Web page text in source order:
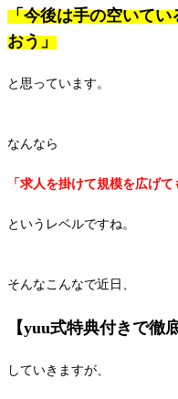
「今後は手の空いて
おう」
と思っています。
なんなら
「求人を掛けて規模を広げて
というレベルですね。
そんなこんなで近日、
【yuu式特典付きで徹
していきますが、